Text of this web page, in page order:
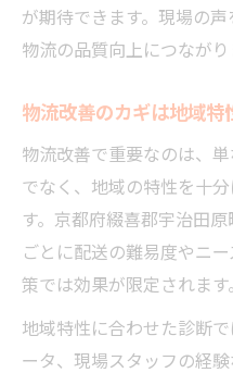
が期待できます。現場の
物流の品質向上につながり
物流改善のカギは地域特
物流改善で重要なのは、
でなく、地域の特性を十
す。京都府綴喜郡宇治田
ごとに配送の難易度やニ
策では効果が限定されます。
地域特性に合わせた診断
ータ、現場スタッフの経